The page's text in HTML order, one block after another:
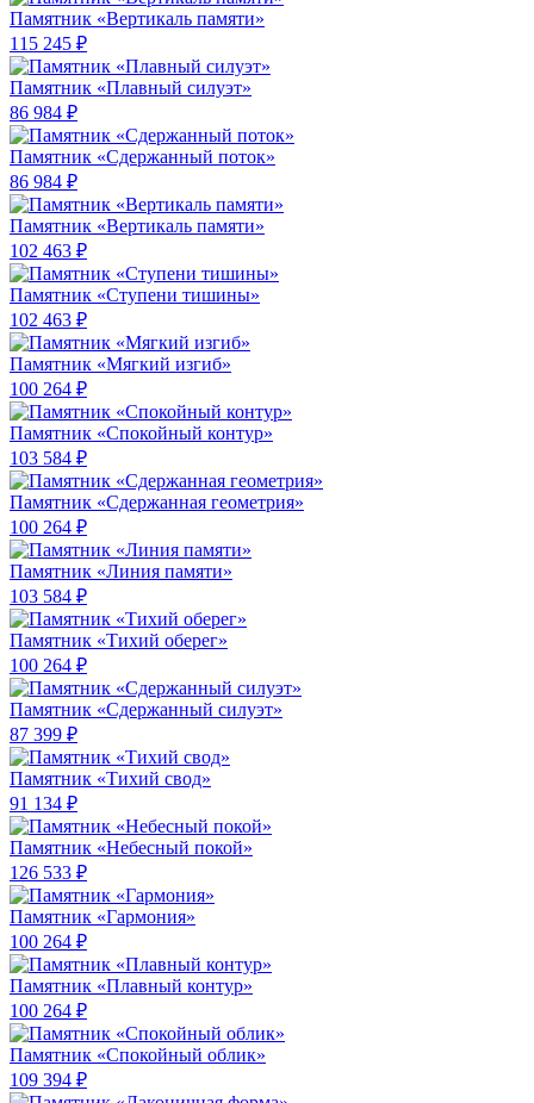
Памятник «Вертикаль памяти»
115 245 ₽
Памятник «Плавный силуэт»
86 984 ₽
Памятник «Сдержанный поток»
86 984 ₽
Памятник «Вертикаль памяти»
102 463 ₽
Памятник «Ступени тишины»
102 463 ₽
Памятник «Мягкий изгиб»
100 264 ₽
Памятник «Спокойный контур»
103 584 ₽
Памятник «Сдержанная геометрия»
100 264 ₽
Памятник «Линия памяти»
103 584 ₽
Памятник «Тихий оберег»
100 264 ₽
Памятник «Сдержанный силуэт»
87 399 ₽
Памятник «Тихий свод»
91 134 ₽
Памятник «Небесный покой»
126 533 ₽
Памятник «Гармония»
100 264 ₽
Памятник «Плавный контур»
100 264 ₽
Памятник «Спокойный облик»
109 394 ₽